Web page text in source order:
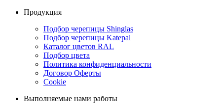
Продукция
Подбор черепицы Shinglas
Подбор черепицы Katepal
Каталог цветов RAL
Подбор цвета
Политика конфиденциальности
Договор Оферты
Cookie
Выполняемые нами работы